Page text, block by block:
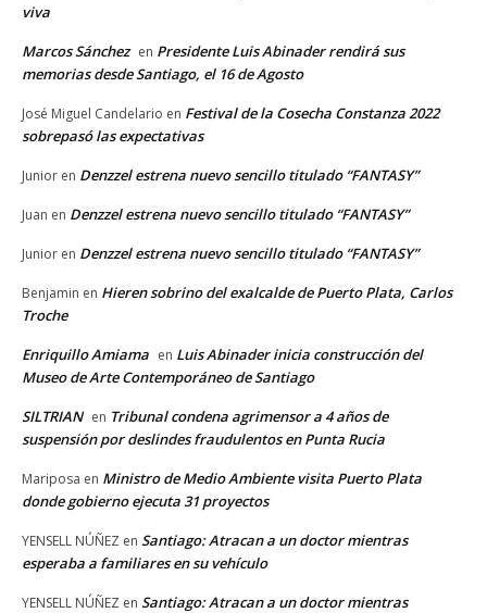
viva
Marcos Sánchez en Presidente Luis Abinader rendirá sus
memorias desde Santiago, el 16 de Agosto
José Miguel Candelario en Festival de la Cosecha Constanza 2022
sobrepasó las expectativas
Junior en Denzzel estrena nuevo sencillo titulado “FANTASY”
Juan en Denzzel estrena nuevo sencillo titulado “FANTASY”
Junior en Denzzel estrena nuevo sencillo titulado “FANTASY”
Benjamin en Hieren sobrino del exalcalde de Puerto Plata, Carlos
Troche
Enriquillo Amiama en Luis Abinader inicia construcción del
Museo de Arte Contemporáneo de Santiago
SILTRIAN en Tribunal condena agrimensor a 4 años de
suspensión por deslindes fraudulentos en Punta Rucia
Mariposa en Ministro de Medio Ambiente visita Puerto Plata
donde gobierno ejecuta 31 proyectos
YENSELL NÚÑEZ en Santiago: Atracan a un doctor mientras
esperaba a familiares en su vehículo
YENSELL NÚÑEZ en Santiago: Atracan a un doctor mientras